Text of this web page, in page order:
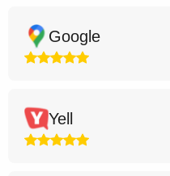
Google
Yell